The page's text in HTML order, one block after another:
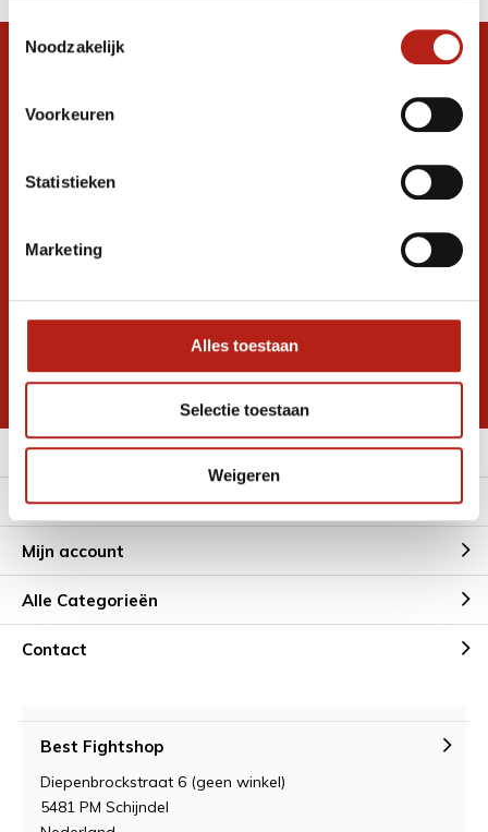
Toestemmingsselectie
Noodzakelijk
Voorkeuren
Statistieken
Marketing
Alles toestaan
Selectie toestaan
Weigeren
Stel je vraag in de chat, en we helpen je
graag verder. 24/7
Volg ons
promoties
* Lees hier de wettelijke beperkingen
Meer informatie
Klantenservice
Mijn account
Alle Categorieën
Contact
Best Fightshop
Diepenbrockstraat 6 (geen winkel)
5481 PM Schijndel